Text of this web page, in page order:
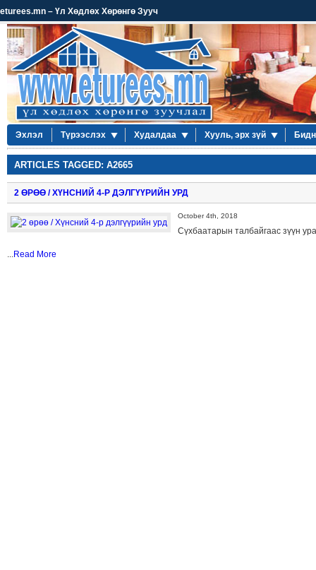
eturees.mn – Үл Хөдлөх Хөрөнгө Зууч
Эхлэл Түрээслэх Худалдаа Хууль, эрх зүй
ARTICLES TAGGED: A2665
2 ӨРӨӨ / ХҮНСНИЙ 4-Р ДЭЛГҮҮРИЙН УРД
October 4th, 2018
Сүхбаатарын талбайгаас зүүн
...Read More